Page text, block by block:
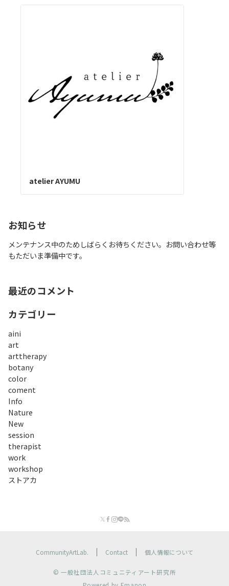
atelier AYUMU
お知らせ
メンテナンス中のためしばらくお待ちください。お問い合わせ等
もただいま準備中です。
最近のコメント
カテゴリー
aini
art
arttherapy
botany
color
coment
Info
Nature
New
session
therapist
work
workshop
ストアカ
CommunityArtLab. Contact 個人情報について
© 一般社団法人コミュニティアート研究所